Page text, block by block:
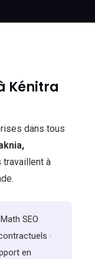
Kénitra
dans tous
travaillent à
SEO
·
en